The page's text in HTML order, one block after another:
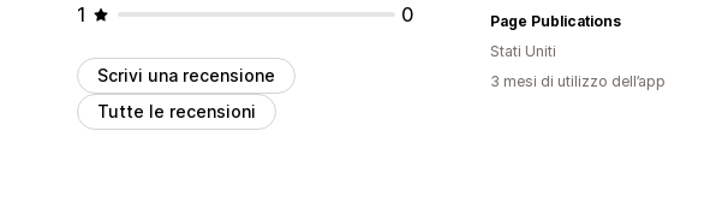
1
0
Scrivi una recensione
Tutte le recensioni
Page Publications
Stati Uniti
3 mesi di utilizzo dell’app